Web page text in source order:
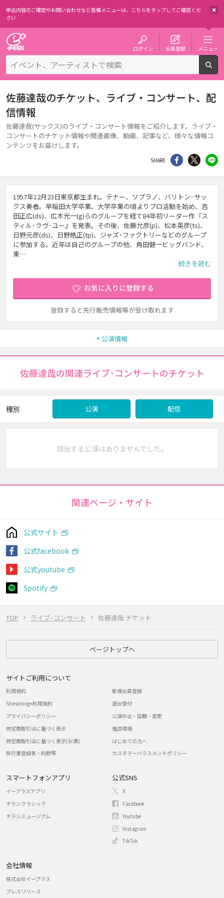
申込内容のご確認やお問い合わせなど各種メニューは、 こちらをタップしてご確認くだ
さい
ログイン 会員登録 メニュー
TOP ライブ･コンサート 佐藤達哉 チケット
佐藤達哉のチケット、ライブ・コンサート、配
信情報
佐藤達哉(サックス)のライブ・コンサート情報をご紹介します。ライブ・
コンサートのチケット情報や関連画像、動画、記事など、様々な情報コ
ンテンツをお届けします。
SHARE シェア Twitter
1957年12月23日東京都生まれ。テナー、ソプラノ、バリトン･サッ
クス奏者。早稲田大学卒業。大学卒業の頃よりプロ活動を始め、吉
田正広(ds)、広木光一(g)らのグループを経て84年初リーダー作『ス
ティル･ラヴ･ユー』を発表。その後、佐藤允彦(p)、松本英彦(ts)、
日野元彦(ds)、日野皓正(tp)、ジャズ･ファクトリーなどのグループ
に参加する。近年は自己のグループの他、角田健一ビッグバンド、
東…
続きを読む
お気に入りに登録する
登録すると先行販売情報等が受け取れます
公演情報
佐藤達哉の関連ライブ･コンサートのチケット
種別 公演 配信
該当する公演はありませんでした。
関連ページ・サイト
公式サイト
公式facebook
公式youtube
Spotify
ページトップへ
サイトご利用について
利用規約
Streaming+利用規約
プライバシーポリシー
特定商取引法に基づく表示
特定商取引法に基づく表示(お酒)
旅行業登録表・約款等
新規会員登録
退会受付
公演中止・延期・変更
推奨環境
はじめての方へ
カスタマーハラスメントポリシー
スマートフォンアプリ
イープラスアプリ
チラシクラシック
チラシミュージアム
公式SNS
X
Facebook
Youtube
Instagram
TikTok
会社情報
株式会社イープラス
プレスリリース